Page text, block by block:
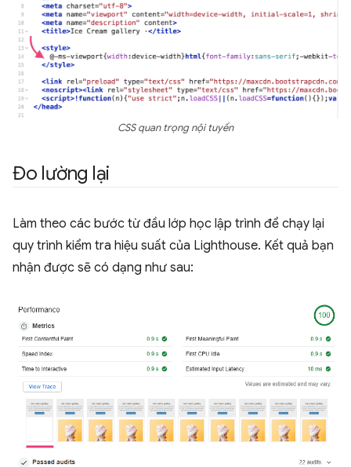
CSS quan trọng nội tuyến
Đo lường lại
Làm theo các bước từ đầu lớp học lập trình để chạy lại
quy trình kiểm tra hiệu suất của Lighthouse. Kết quả bạn
nhận được sẽ có dạng như sau: